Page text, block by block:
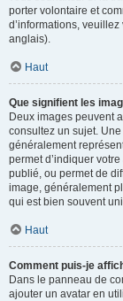
porter volontaire et
d’informations,
anglais).
Haut
Que signifient les
Deux images peuvent
consultez un sujet.
généralement
permet d’indiquer
publié, ou permet de
image, généralement
qui est bien souvent
Haut
Comment puis-je
Dans le panneau de
ajouter un avatar en